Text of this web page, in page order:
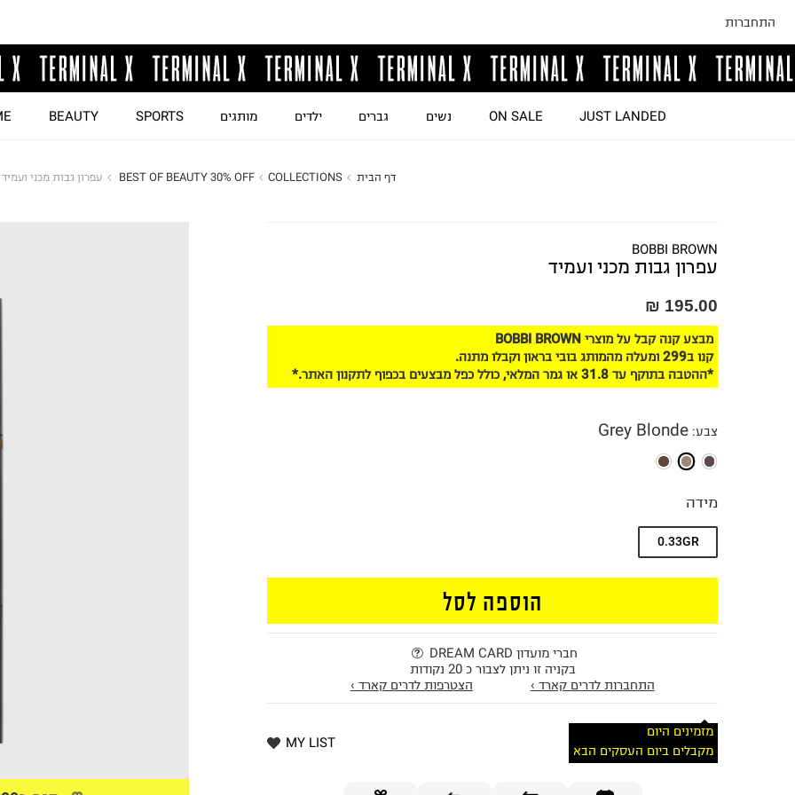
התחברות
JUST LANDED
ON SALE נשים גברים ילדים מותגים SPORTS
BEAUTY
דף הבית COLLECTIONS
BEST OF BEAUTY 30% OFF עפרון גבות מכני ועמיד
BOBBI BROWN
עפרון גבות מכני ועמיד
195.00 ₪
מבצע קנה קבל על מוצרי BOBBI BROWN
קנו ב299 ומעלה מהמותג בובי בראון וקבלו מתנה.
*ההטבה בתוקף עד 31.8 או גמר המלאי, כולל כפל מבצעים בכפוף לתקנון האתר.*
צבע:
Grey Blonde
מידה
0.33GR
הוספה לסל
חברי מועדון DREAM CARD
בקניה זו ניתן לצבור כ 20 נקודות
התחברות לדרים קארד ›
הצטרפות לדרים קארד ›
מזמינים היום
מקבלים ביום העסקים הבא
MY LIST